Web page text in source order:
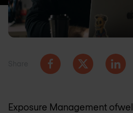
Exposure Management ofwel